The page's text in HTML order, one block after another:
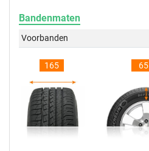
Bandenmaten
Voorbanden
165 65